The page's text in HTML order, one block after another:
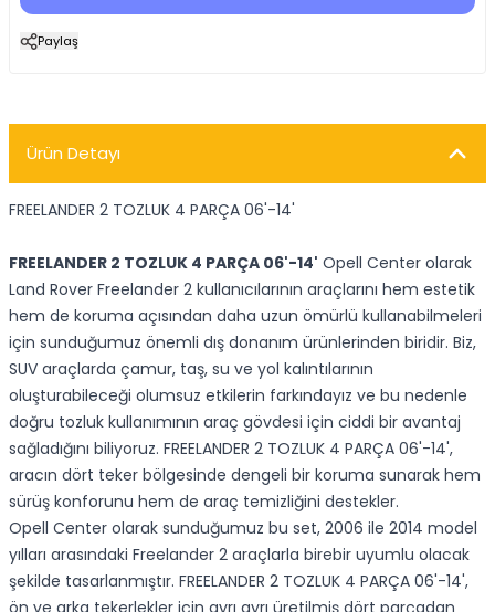
Paylaş
Ürün Detayı
FREELANDER 2 TOZLUK 4 PARÇA 06'-14'
FREELANDER 2 TOZLUK 4 PARÇA 06'-14' Opell Center olarak
Land Rover Freelander 2 kullanıcılarının araçlarını hem estetik
hem de koruma açısından daha uzun ömürlü kullanabilmeleri
için sunduğumuz önemli dış donanım ürünlerinden biridir. Biz,
SUV araçlarda çamur, taş, su ve yol kalıntılarının
oluşturabileceği olumsuz etkilerin farkındayız ve bu nedenle
doğru tozluk kullanımının araç gövdesi için ciddi bir avantaj
sağladığını biliyoruz. FREELANDER 2 TOZLUK 4 PARÇA 06'-14',
aracın dört teker bölgesinde dengeli bir koruma sunarak hem
sürüş konforunu hem de araç temizliğini destekler.
Opell Center olarak sunduğumuz bu set, 2006 ile 2014 model
yılları arasındaki Freelander 2 araçlarla birebir uyumlu olacak
şekilde tasarlanmıştır. FREELANDER 2 TOZLUK 4 PARÇA 06'-14',
ön ve arka tekerlekler için ayrı ayrı üretilmiş dört parçadan